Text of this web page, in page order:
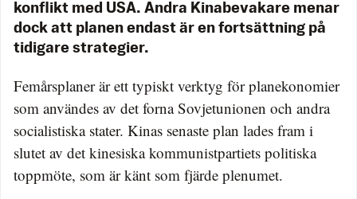
konflikt med USA. Andra Kinabevakare menar
dock att planen endast är en fortsättning på
tidigare strategier.
Femårsplaner är ett typiskt verktyg för planekonomier
som användes av det forna Sovjetunionen och andra
socialistiska stater. Kinas senaste plan lades fram i
slutet av det kinesiska kommunistpartiets politiska
toppmöte, som är känt som fjärde plenumet.